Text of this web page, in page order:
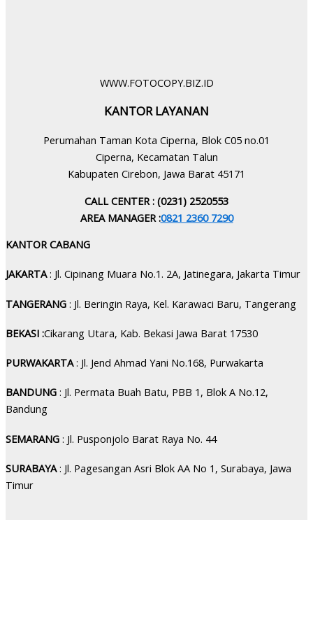
WWW.FOTOCOPY.BIZ.ID
KANTOR LAYANAN
Perumahan Taman Kota Ciperna, Blok C05 no.01
Ciperna, Kecamatan Talun
Kabupaten Cirebon, Jawa Barat 45171
CALL CENTER : (0231) 2520553
AREA MANAGER :0821 2360 7290
KANTOR CABANG
JAKARTA: Jl. Cipinang Muara No.1. 2A, Jatinegara, Jakarta Timur
TANGERANG : Jl. Beringin Raya, Kel. Karawaci Baru, Tangerang
BEKASI :Cikarang Utara, Kab. Bekasi Jawa Barat 17530
PURWAKARTA: Jl. Jend Ahmad Yani No.168, Purwakarta
BANDUNG : Jl. Permata Buah Batu, PBB 1, Blok A No.12,
Bandung
SEMARANG : Jl. Pusponjolo Barat Raya No. 44
SURABAYA: Jl. Pagesangan Asri Blok AA No 1, Surabaya, Jawa
Timur